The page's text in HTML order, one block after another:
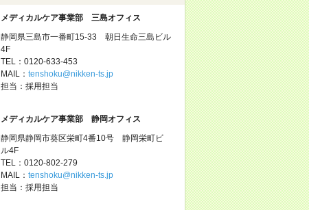
メディカルケア事業部 三島オフィス
静岡県三島市一番町15-33 朝日生命三島ビル
4F
TEL：0120-633-453
MAIL： tenshoku@nikken-ts.jp
担当：採用担当
メディカルケア事業部 静岡オフィス
静岡県静岡市葵区栄町4番10号 静岡栄町ビ
ル4F
TEL：0120-802-279
MAIL： tenshoku@nikken-ts.jp
担当：採用担当